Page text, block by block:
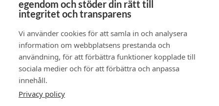
egendom och stöder din rätt till
integritet och transparens
Vi använder cookies för att samla in och analysera
information om webbplatsens prestanda och
användning, för att förbättra funktioner kopplade till
sociala medier och för att förbättra och anpassa
innehåll.
Privacy policy
IT-avdelning
Kommunikation
Metadata
Samlingar
Säkerhet
Tillgänglighet
Video